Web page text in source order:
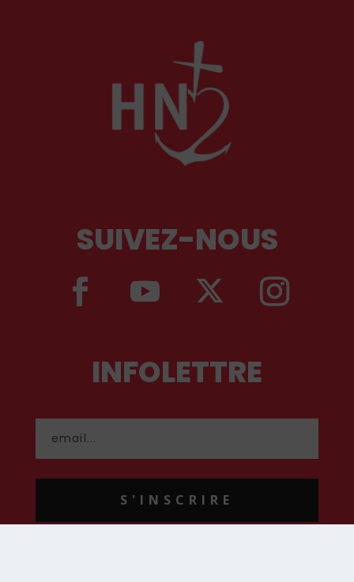
SUIVEZ-NOUS
INFOLETTRE
S'INSCRIRE